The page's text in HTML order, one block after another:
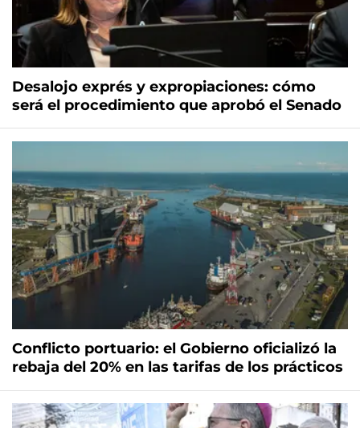
Desalojo exprés y expropiaciones: cómo
será el procedimiento que aprobó el Senado
Conflicto portuario: el Gobierno oficializó la
rebaja del 20% en las tarifas de los prácticos